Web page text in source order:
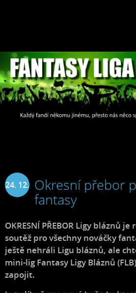
24. 12. Okresní přebor
fantasy
OKRESNÍ PŘEBOR Ligy bláznů
soutěž pro všechny nováčky
ještě nehráli Ligu bláznů, ale
mini-lig Fantasy Ligy Bláznů
zapojit.